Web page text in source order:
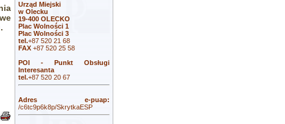
Urząd Miejski
w Olecku
19-400 OLECKO
Plac Wolności 1
Plac Wolności 3
tel.+87 520 21 68
FAX +87 520 25 58
POI - Punkt Obsługi
Interesanta
tel.+87 520 20 67
Adres e-puap:
/c6tc9p6k8p/SkrytkaESP